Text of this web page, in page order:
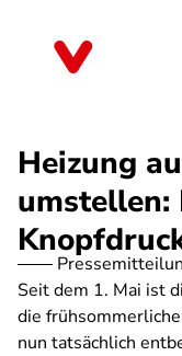
Heizung
umstellen:
Seit dem 1. Mai ist
die
nun tatsächlich